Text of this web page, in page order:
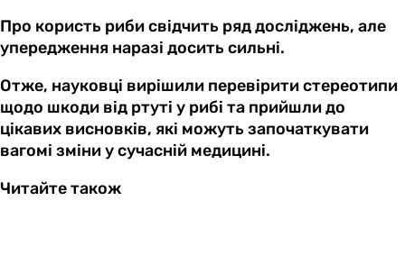
Про користь риби свідчить ряд досліджень, але
упередження наразі досить сильні.
Отже, науковці вирішили перевірити стереотипи
щодо шкоди від ртуті у рибі та прийшли до
цікавих висновків, які можуть започаткувати
вагомі зміни у сучасній медицині.
Читайте також